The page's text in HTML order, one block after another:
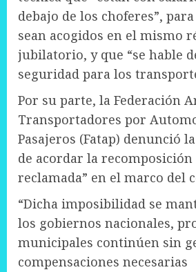
debajo de los choferes”,
sean acogidos en el mismo
jubilatorio, y que “se hable
seguridad para los
Por su parte, la Federación
Transportadores por
Pasajeros (Fatap) denunció
de acordar la
reclamada” en el marco del
“Dicha imposibilidad se
los gobiernos nacionales,
municipales continúen sin
compensaciones necesarias